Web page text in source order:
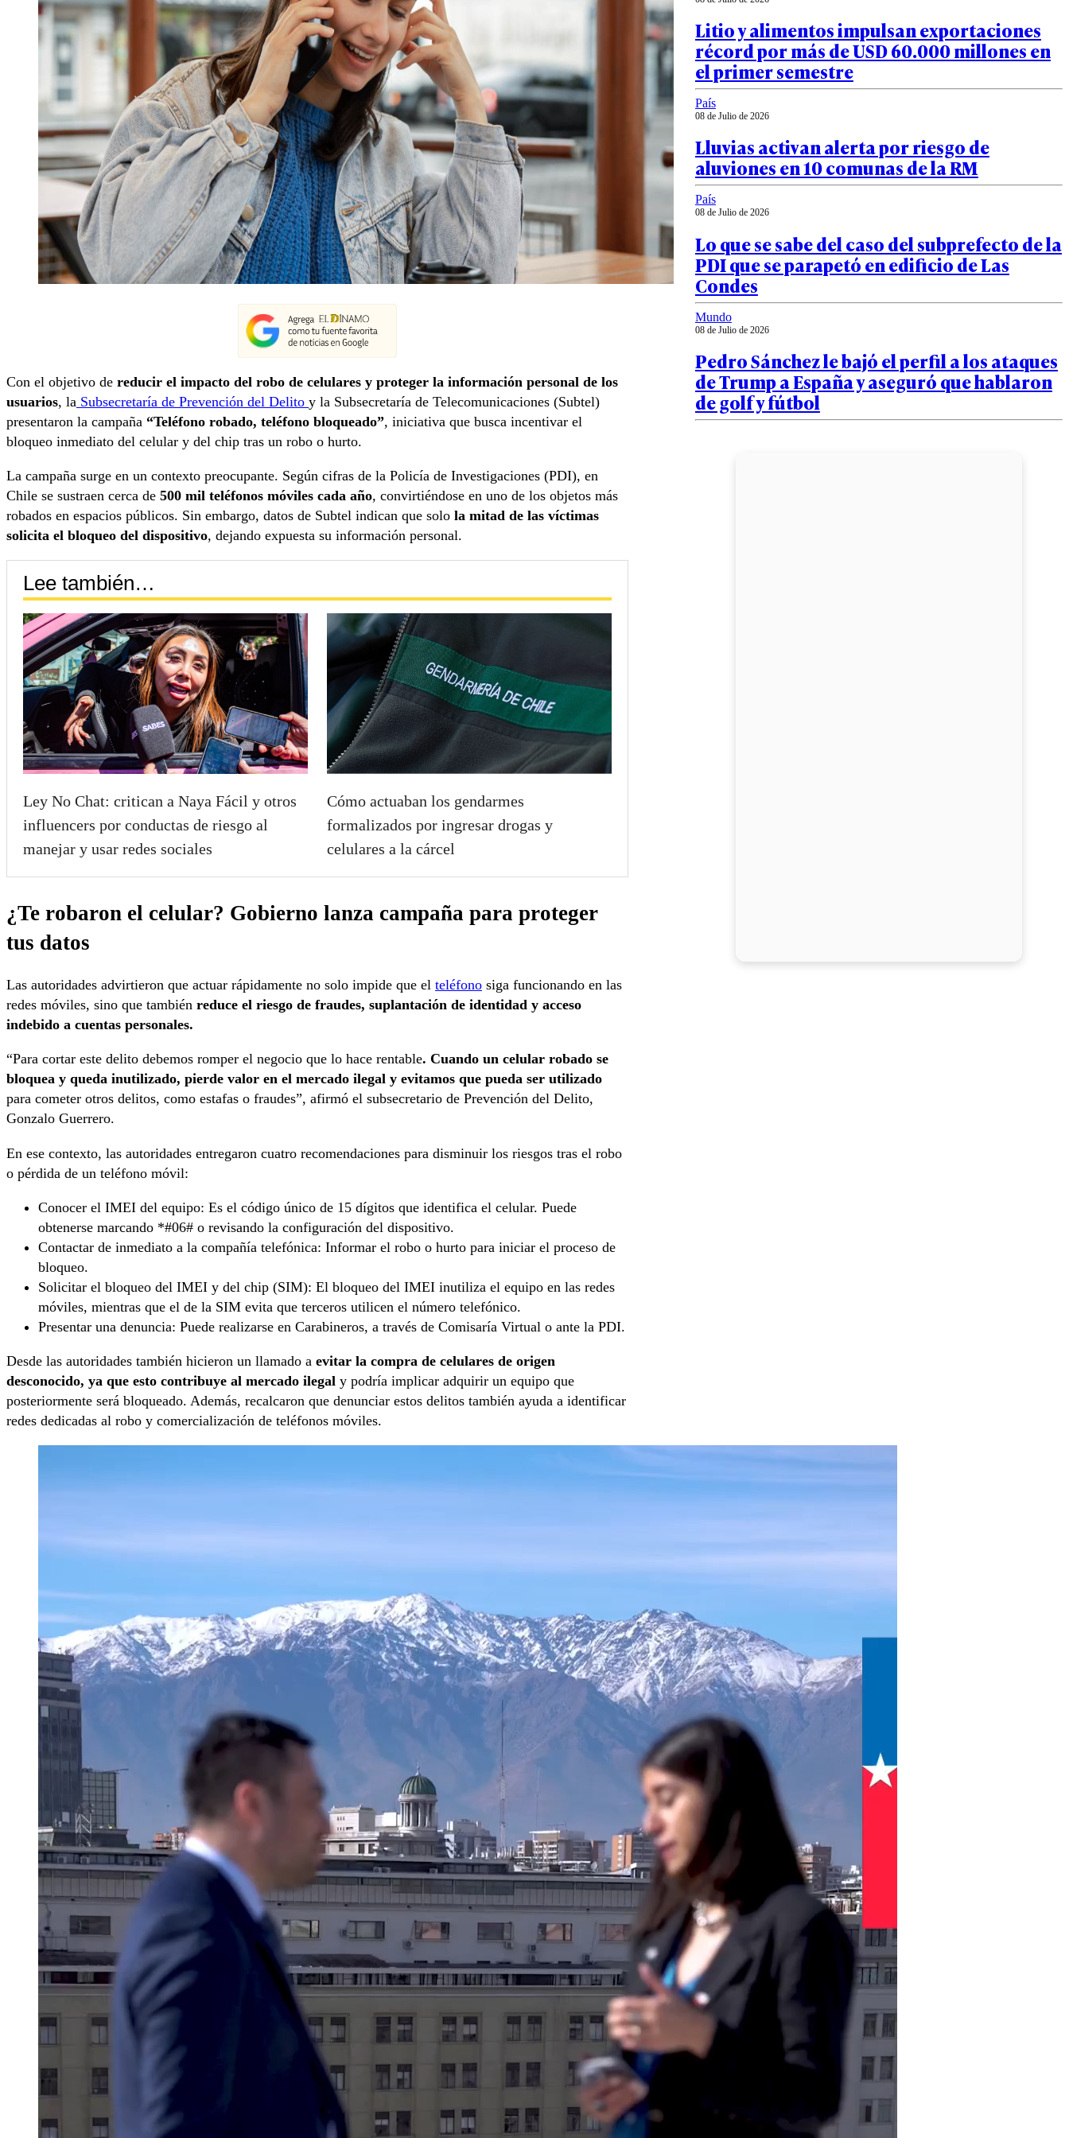
Con el objetivo de reducir el impacto del robo de celulares y proteger la información personal de los
usuarios, la Subsecretaría de Prevención del Delito y la Subsecretaría de Telecomunicaciones (Subtel)
presentaron la campaña “Teléfono robado, teléfono bloqueado”, iniciativa que busca incentivar el
bloqueo inmediato del celular y del chip tras un robo o hurto.
La campaña surge en un contexto preocupante. Según cifras de la Policía de Investigaciones (PDI), en
Chile se sustraen cerca de 500 mil teléfonos móviles cada año, convirtiéndose en uno de los objetos más
robados en espacios públicos. Sin embargo, datos de Subtel indican que solo la mitad de las víctimas
solicita el bloqueo del dispositivo, dejando expuesta su información personal.
Lee también…
Ley No Chat: critican a Naya Fácil y otros
influencers por conductas de riesgo al
manejar y usar redes sociales
Cómo actuaban los gendarmes
formalizados por ingresar drogas y
celulares a la cárcel
¿Te robaron el celular? Gobierno lanza campaña para proteger
tus datos
Las autoridades advirtieron que actuar rápidamente no solo impide que el teléfono siga funcionando en las
redes móviles, sino que también reduce el riesgo de fraudes, suplantación de identidad y acceso
indebido a cuentas personales.
“Para cortar este delito debemos romper el negocio que lo hace rentable. Cuando un celular robado se
bloquea y queda inutilizado, pierde valor en el mercado ilegal y evitamos que pueda ser utilizado
para cometer otros delitos, como estafas o fraudes”, afirmó el subsecretario de Prevención del Delito,
Gonzalo Guerrero.
En ese contexto, las autoridades entregaron cuatro recomendaciones para disminuir los riesgos tras el robo
o pérdida de un teléfono móvil:
Conocer el IMEI del equipo: Es el código único de 15 dígitos que identifica el celular. Puede
obtenerse marcando *#06# o revisando la configuración del dispositivo.
Contactar de inmediato a la compañía telefónica: Informar el robo o hurto para iniciar el proceso de
bloqueo.
Solicitar el bloqueo del IMEI y del chip (SIM): El bloqueo del IMEI inutiliza el equipo en las redes
móviles, mientras que el de la SIM evita que terceros utilicen el número telefónico.
Presentar una denuncia: Puede realizarse en Carabineros, a través de Comisaría Virtual o ante la PDI.
Desde las autoridades también hicieron un llamado a evitar la compra de celulares de origen
desconocido, ya que esto contribuye al mercado ilegal y podría implicar adquirir un equipo que
posteriormente será bloqueado. Además, recalcaron que denunciar estos delitos también ayuda a identificar
redes dedicadas al robo y comercialización de teléfonos móviles.
Litio y alimentos impulsan exportaciones
récord por más de USD 60.000 millones en
el primer semestre
País
08 de Julio de 2026
Lluvias activan alerta por riesgo de
aluviones en 10 comunas de la RM
País
08 de Julio de 2026
Lo que se sabe del caso del subprefecto de la
PDI que se parapetó en edificio de Las
Condes
Mundo
08 de Julio de 2026
Pedro Sánchez le bajó el perfil a los ataques
de Trump a España y aseguró que hablaron
de golf y fútbol